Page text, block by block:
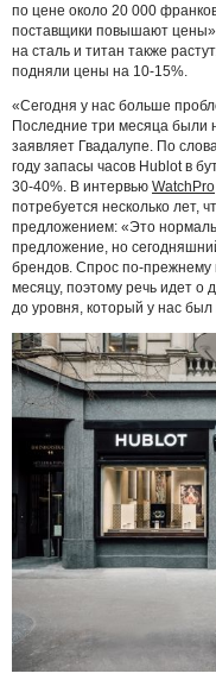
по цене около 20 000
поставщики повышают
на сталь и титан также
подняли цены на 10-15%.
«Сегодня у нас больше
Последние три месяца были
заявляет Гвадалупе. По
году запасы часов Hublot в
30-40%. В интервью WatchPro
потребуется несколько лет,
предложением: «Это
предложение, но
брендов. Спрос по-прежнему
месяцу, поэтому речь идет о
до уровня, который у нас